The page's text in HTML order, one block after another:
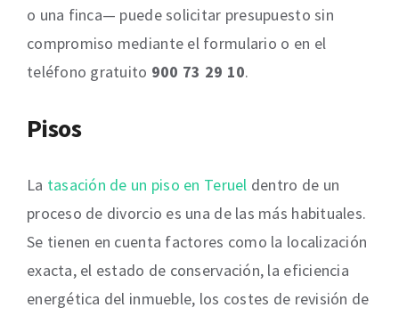
o una finca— puede solicitar presupuesto sin
compromiso mediante el formulario o en el
teléfono gratuito 900 73 29 10.
Pisos
La tasación de un piso en Teruel dentro de un
proceso de divorcio es una de las más habituales.
Se tienen en cuenta factores como la localización
exacta, el estado de conservación, la eficiencia
energética del inmueble, los costes de revisión de